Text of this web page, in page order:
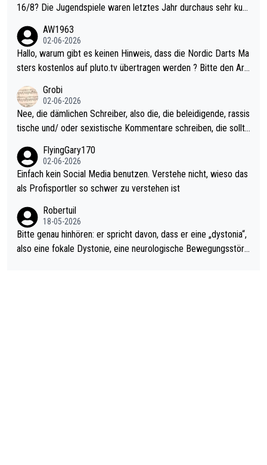
16/8? Die Jugendspiele waren letztes Jahr durchaus sehr kurz
Allerdings ist Mitchell Lawrie als Nummer 1 der Welt eh qualifi
ziert. Somit ändert die automatische Qualifikation des Weltmei
sters erstmal nichts. Ich denke sie wollen damit für nächstes J
ohl wenig WDF Turniere spielen. Dies war bei Archie Self letzt
es Jahr der Fall. Er musste als amtierender Weltmeister durch
den Qualifier und ich glaube kaum, dass Mitchel sich das (in Ve
el hat.
AW1963
02-06-2026
Hallo, warum gibt es keinen Hinweis, dass die Nordic Darts Ma
sters kostenlos auf pluto.tv übertragen werden ? Bitte den Arti
Grobi
02-06-2026
Nee, die dämlichen Schreiber, also die, die beleidigende, rassis
tische und/ oder sexistische Kommentare schreiben, die sollte
s Leben in den Griff kriegen. Nur eins wundert mich: Luke Little
r war doch neulich erst derjenige, der über Social Media GvV p
rovoziert hat. Und Littlers Mutter schießt öfters mal gegen Ric
FlyingGary170
02-06-2026
Einfach kein Social Media benutzen. Verstehe nicht, wieso das
als Profisportler so schwer zu verstehen ist
Robertuil
18-05-2026
Bitte genau hinhören: er spricht davon, dass er eine „dystonia“,
also eine fokale Dystonie, eine neurologische Bewegungsstöru